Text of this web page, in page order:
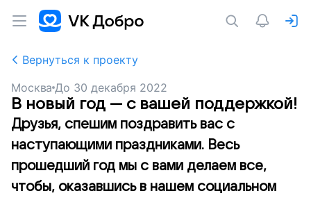
Вернуться к проекту
Москва До 30 декабря 2022
В новый год — с вашей поддержкой!
Друзья, спешим поздравить вас с
наступающими праздниками. Весь
прошедший год мы с вами делаем все,
чтобы, оказавшись в нашем социальном